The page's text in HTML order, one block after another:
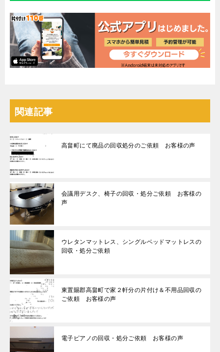
関連記事
高畠町にて廃品の回収処分のご依頼 お客様の声
会議用デスク、椅子の回収・処分ご依頼 お客様の
声
ウレタンマットレス、シングルベッドマットレスの
回収・処分ご依頼
東置賜郡高畠町で家２軒分の片付け＆不用品回収の
ご依頼 お客様の声
電子ピアノの回収・処分ご依頼 お客様の声